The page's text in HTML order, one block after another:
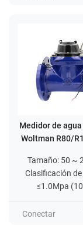
Medidor de
Woltman R80/
Tamaño: 50 ~
Clasificación
≤1.0Mpa
Conectar